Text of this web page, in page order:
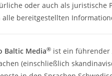
oder auch als
bereitgestellten
Baltic Media®ist ein führender
(einschließlich